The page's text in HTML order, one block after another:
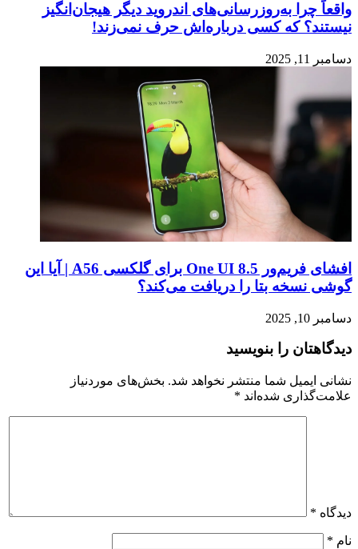
واقعاً چرا به‌روزرسانی‌های اندروید دیگر هیجان‌انگیز
نیستند؟ که کسی درباره‌اش حرف نمی‌زند!
دسامبر 11, 2025
افشای فریم‌ور One UI 8.5 برای گلکسی A56 | آیا این
گوشی نسخه بتا را دریافت می‌کند؟
دسامبر 10, 2025
دیدگاهتان را بنویسید
نشانی ایمیل شما منتشر نخواهد شد. بخش‌های موردنیاز
علامت‌گذاری شده‌اند *
دیدگاه *
نام *